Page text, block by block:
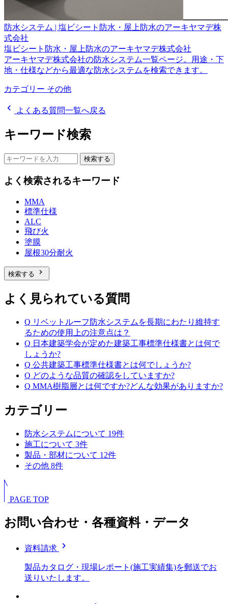
防水システム | 塩ビシート防水・屋上防水のアーキヤマデ株
式会社
塩ビシート防水・屋上防水のアーキヤマデ株式会社
アーキヤマデ株式会社の防水システム一覧ページ。用途・下
地・仕様などから最適な防水システムを検索できます。
カテゴリー その他
chevron_left よくある質問一覧へ戻る
キーワード検索
検索する
よく検索されるキーワード
MMA
標準仕様
ALC
飛び火
塗膜
屋根30分耐火
検索する chevron_right
よく見られている質問
Q リベットルーフ防水システムを長期にわたり維持す
るための使用上の注意点は？
Q 日本建築学会が定めた建築工事標準仕様書とは何で
しょうか?
Q 公共建築工事標準仕様書とは何でしょうか?
Q どのような品質の確認をしていますか?
Q MMA樹脂層とは何ですか?どんな効果がありますか?
カテゴリー
防水システムについて 19件
施工について 3件
製品・部材について 12件
その他 8件
PAGE TOP
お問い合わせ・各種資料・データ
資料請求 chevron_right
製品カタログ・現場レポート(施工実績集)を郵送でお
送りいたします。